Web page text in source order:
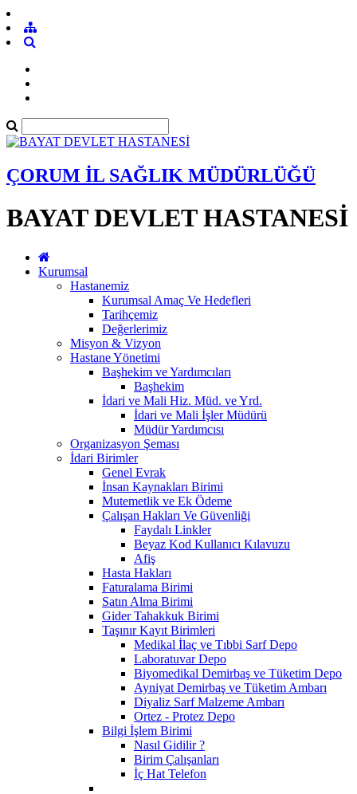
ÇORUM İL SAĞLIK MÜDÜRLÜĞÜ
BAYAT DEVLET HASTANESİ
Kurumsal
Hastanemiz
Kurumsal Amaç Ve Hedefleri
Tarihçemiz
Değerlerimiz
Misyon & Vizyon
Hastane Yönetimi
Başhekim ve Yardımcıları
Başhekim
İdari ve Mali Hiz. Müd. ve Yrd.
İdari ve Mali İşler Müdürü
Müdür Yardımcısı
Organizasyon Şeması
İdari Birimler
Genel Evrak
İnsan Kaynakları Birimi
Mutemetlik ve Ek Ödeme
Çalışan Hakları Ve Güvenliği
Faydalı Linkler
Beyaz Kod Kullanıcı Kılavuzu
Afiş
Hasta Hakları
Faturalama Birimi
Satın Alma Birimi
Gider Tahakkuk Birimi
Taşınır Kayıt Birimleri
Medikal İlaç ve Tıbbi Sarf Depo
Laboratuvar Depo
Biyomedikal Demirbaş ve Tüketim Depo
Ayniyat Demirbaş ve Tüketim Ambarı
Diyaliz Sarf Malzeme Ambarı
Ortez - Protez Depo
Bilgi İşlem Birimi
Nasıl Gidilir ?
Birim Çalışanları
İç Hat Telefon